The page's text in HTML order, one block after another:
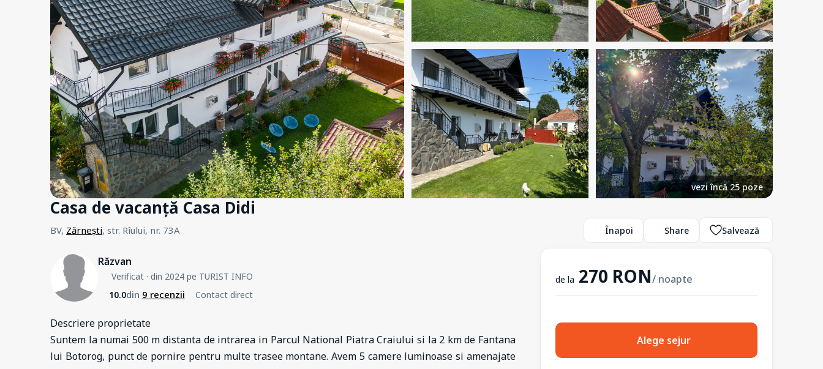
vezi încă 25 poze
Casa de vacanță Casa Didi
BV, Zărnești, str. Rîului, nr. 73A Înapoi Share Salvează
Răzvan
Verificat· din 2024 pe TURIST INFO
10.0din 9 recenzii Contact direct
Descriere proprietate
Suntem la numai 500 m distanta de intrarea in Parcul National Piatra Craiului si la 2 km de Fantana
lui Botorog, punct de pornire pentru multe trasee montane. Avem 5 camere luminoase si amenajate
de la 270 RON/ noapte
Alege sejur